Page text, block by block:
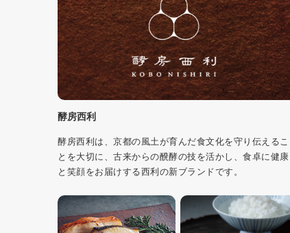
酵房西利
酵房西利は、京都の風土が育んだ食文化を守り伝えるこ
とを大切に、古来からの醗酵の技を活かし、食卓に健康
と笑顔をお届けする西利の新ブランドです。